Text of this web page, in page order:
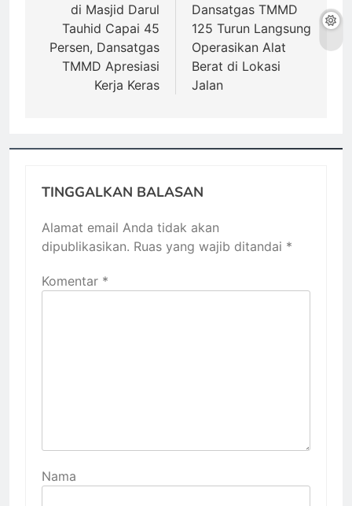
di Masjid Darul
Tauhid Capai 45
Persen, Dansatgas
TMMD Apresiasi
Kerja Keras
Dansatgas TMMD
125 Turun Langsung
Operasikan Alat
Berat di Lokasi
Jalan
TINGGALKAN BALASAN
Alamat email Anda tidak akan
dipublikasikan. Ruas yang wajib ditandai *
Komentar *
Nama